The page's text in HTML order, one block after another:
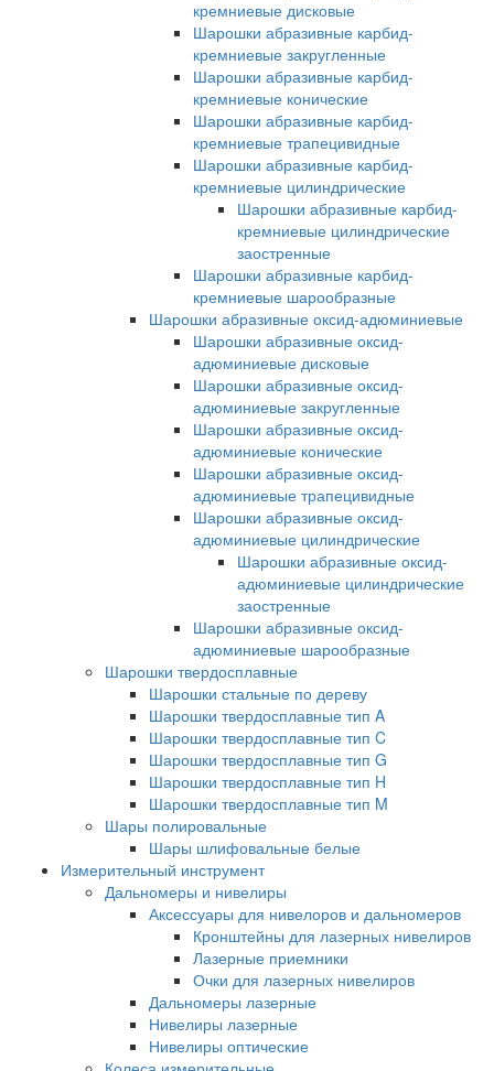
кремниевые дисковые
Шарошки абразивные карбид-
кремниевые закругленные
Шарошки абразивные карбид-
кремниевые конические
Шарошки абразивные карбид-
кремниевые трапецивидные
Шарошки абразивные карбид-
кремниевые цилиндрические
Шарошки абразивные карбид-
кремниевые цилиндрические
заостренные
Шарошки абразивные карбид-
кремниевые шарообразные
Шарошки абразивные оксид-адюминиевые
Шарошки абразивные оксид-
адюминиевые дисковые
Шарошки абразивные оксид-
адюминиевые закругленные
Шарошки абразивные оксид-
адюминиевые конические
Шарошки абразивные оксид-
адюминиевые трапецивидные
Шарошки абразивные оксид-
адюминиевые цилиндрические
Шарошки абразивные оксид-
адюминиевые цилиндрические
заостренные
Шарошки абразивные оксид-
адюминиевые шарообразные
Шарошки твердосплавные
Шарошки стальные по дереву
Шарошки твердосплавные тип A
Шарошки твердосплавные тип C
Шарошки твердосплавные тип G
Шарошки твердосплавные тип H
Шарошки твердосплавные тип M
Шары полировальные
Шары шлифовальные белые
Измерительный инструмент
Дальномеры и нивелиры
Аксессуары для нивелоров и дальномеров
Кронштейны для лазерных нивелиров
Лазерные приемники
Очки для лазерных нивелиров
Дальномеры лазерные
Нивелиры лазерные
Нивелиры оптические